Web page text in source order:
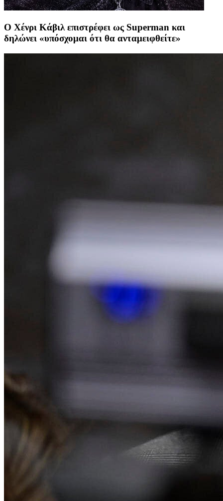
Ο Χένρι Κάβιλ επιστρέφει ως Superman και
δηλώνει «υπόσχομαι ότι θα ανταμειφθείτε»